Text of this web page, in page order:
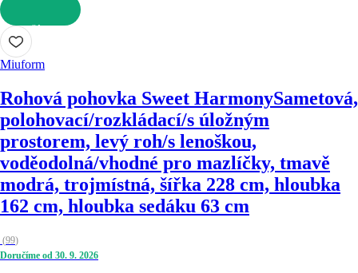
DO KOŠÍKU
Miuform
Rohová pohovka Sweet HarmonySametová,
polohovací/rozkládací/s úložným
prostorem, levý roh/s lenoškou,
voděodolná/vhodné pro mazlíčky, tmavě
modrá, trojmístná, šířka 228 cm, hloubka
162 cm, hloubka sedáku 63 cm
(99)
Doručíme od 30. 9. 2026